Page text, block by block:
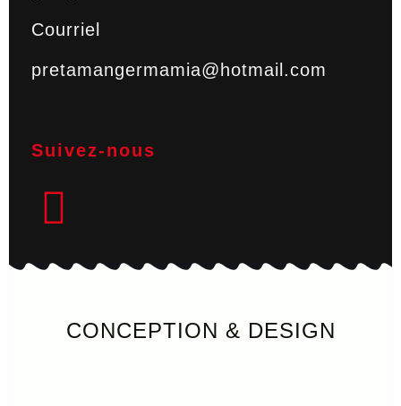
Courriel
pretamangermamia@hotmail.com
Suivez-nous
CONCEPTION & DESIGN